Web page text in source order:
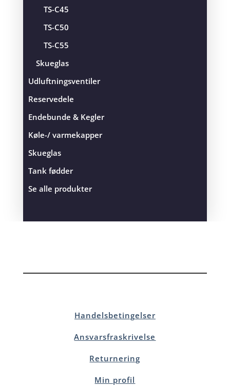
TS-C45
TS-C50
TS-C55
Skueglas
Udluftningsventiler
Reservedele
Endebunde & Kegler
Køle-/ varmekapper
Skueglas
Tank fødder
Se alle produkter
Handelsbetingelser
Ansvarsfraskrivelse
Returnering
Min profil